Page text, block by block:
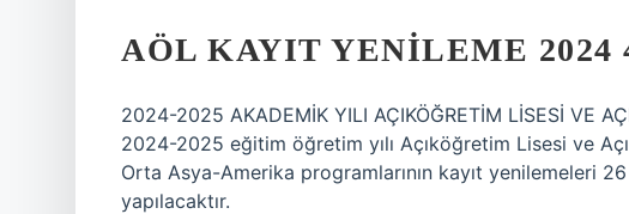
AÖL KAYIT YENILEME 2024
2024-2025 AKADEMİK YILI AÇIKÖĞRETİM LİSESİ VE
2024-2025 eğitim öğretim yılı Açıköğretim Lisesi ve
Orta Asya-Amerika programlarının kayıt yenilemeleri
yapılacaktır.